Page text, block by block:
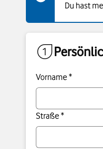
Du hast
Vorname *
Straße *